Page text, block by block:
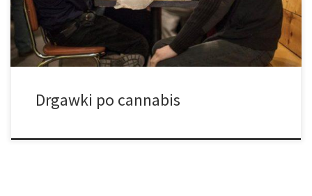
jest w towarzystwie nowej grupy ludzi. […]
Drgawki po cannabis